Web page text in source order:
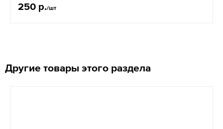
250 р./шт
Другие товары этого раздела